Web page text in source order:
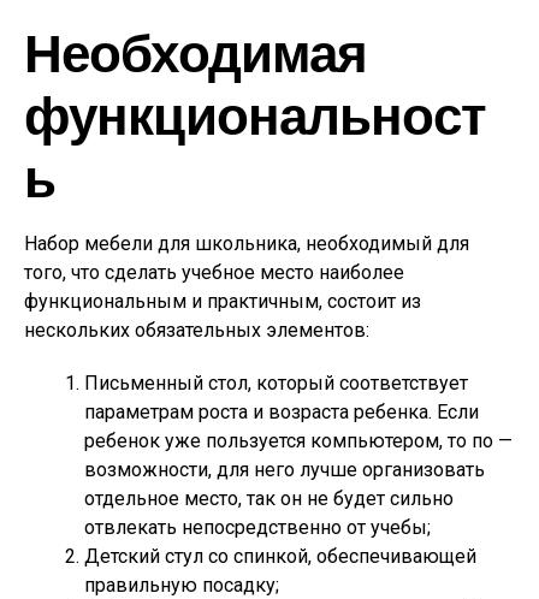
Необходимая
функциональност
ь
Набор мебели для школьника, необходимый для
того, что сделать учебное место наиболее
функциональным и практичным, состоит из
нескольких обязательных элементов:
Письменный стол, который соответствует
параметрам роста и возраста ребенка. Если
ребенок уже пользуется компьютером, то по —
возможности, для него лучше организовать
отдельное место, так он не будет сильно
отвлекать непосредственно от учебы;
Детский стул со спинкой, обеспечивающей
правильную посадку;